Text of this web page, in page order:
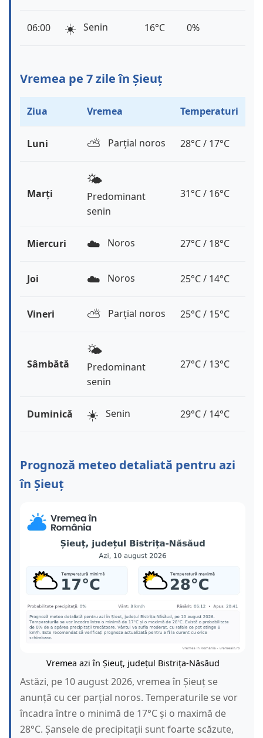
06:00 ☀️ Senin 16°C 0%
Vremea pe 7 zile în Șieuț
Ziua Vremea Temperaturi
Luni ⛅️ Parțial noros 28°C / 17°C
Marți
🌤️
Predominant
senin
31°C / 16°C
Miercuri ☁️ Noros 27°C / 18°C
Joi ☁️ Noros 25°C / 14°C
Vineri ⛅️ Parțial noros 25°C / 15°C
Sâmbătă
🌤️
Predominant
senin
27°C / 13°C
Duminică ☀️ Senin 29°C / 14°C
Prognoză meteo detaliată pentru azi
în Șieuț
Vremea azi în Șieuț, județul Bistrița-Năsăud
Astăzi, pe 10 august 2026, vremea în Șieuț se
anunță cu cer parțial noros. Temperaturile se vor
încadra între o minimă de 17°C și o maximă de
28°C. Șansele de precipitații sunt foarte scăzute,